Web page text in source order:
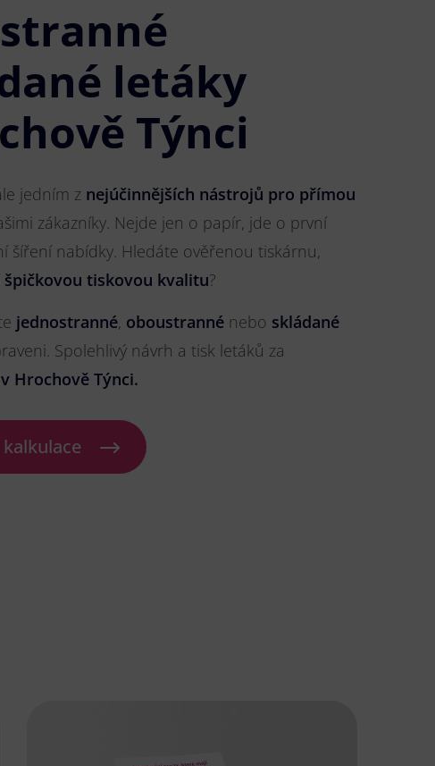
letáky
Týnci
jedním z nejúčinnějších nástrojů pro přímou
zákazníky. Nejde jen o papír, jde o první
šíření nabídky. Hledáte ověřenou tiskárnu,
špičkovou tiskovou kvalitu?
jednostranné, oboustranné nebo skládané
Spolehlivý návrh a tisk letáků za
Hrochově Týnci.
kalkulace